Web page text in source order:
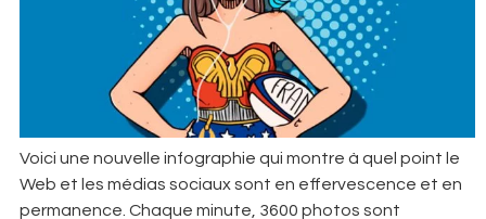
Voici une nouvelle infographie qui montre à quel point le
Web et les médias sociaux sont en effervescence et en
permanence. Chaque minute, 3600 photos sont